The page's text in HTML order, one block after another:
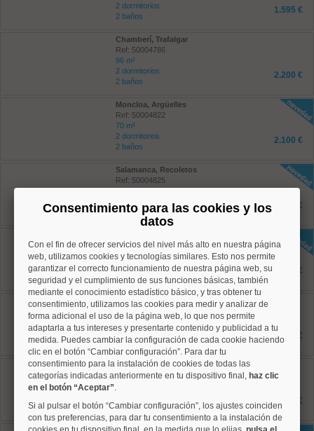
2 dormitorios
2 baños
1.595 €
Chamberí, Trafalgar
Ref: 50004786
96 m²
2 dormitorios
2 baños
2.200 €
Moncloa, Argüelles
Ref: 50004822
70 m²
2 dormitorios
2 baños
2.100 €
Salamanca, Recoletos
Ref: 50004825
85 m²
2 baños
3.000 €
Ref: 50004351
42 m²
2 dormitorios
1 baños
1.350 €
Salamanca, Castellana
Ref: 50004785
45 m²
1 dormitorios
1 baños
1.275 €
Chamberí, Ríos Rosas
Ref: 50004795
2 baños
1.195 €
Consentimiento para las cookies y los
datos
Con el fin de ofrecer servicios del nivel más alto en nuestra página
web, utilizamos cookies y tecnologías similares. Esto nos permite
garantizar el correcto funcionamiento de nuestra página web, su
seguridad y el cumplimiento de sus funciones básicas, también
mediante el conocimiento estadístico básico, y tras obtener tu
consentimiento, utilizamos las cookies para medir y analizar de
forma adicional el uso de la página web, lo que nos permite
adaptarla a tus intereses y presentarte contenido y publicidad a tu
medida. Puedes cambiar la configuración de cada cookie haciendo
clic en el botón “Cambiar configuración”. Para dar tu
consentimiento para la instalación de cookies de todas las
categorías indicadas anteriormente en tu dispositivo final, haz clic
en el botón “Aceptar”.
Si al pulsar el botón “Cambiar configuración”, los ajustes coinciden
con tus preferencias, para dar tu consentimiento a la instalación de